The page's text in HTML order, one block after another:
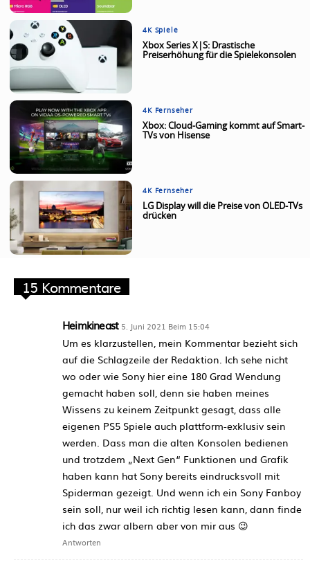
4K Spiele
Xbox Series X|S: Drastische
Preiserhöhung für die Spielekonsolen
4K Fernseher
Xbox: Cloud-Gaming kommt auf Smart-
TVs von Hisense
4K Fernseher
LG Display will die Preise von OLED-TVs
drücken
15 Kommentare
Heimkineast 5. Juni 2021 Beim 15:04
Um es klarzustellen, mein Kommentar bezieht sich
auf die Schlagzeile der Redaktion. Ich sehe nicht
wo oder wie Sony hier eine 180 Grad Wendung
gemacht haben soll, denn sie haben meines
Wissens zu keinem Zeitpunkt gesagt, dass alle
eigenen PS5 Spiele auch plattform-exklusiv sein
werden. Dass man die alten Konsolen bedienen
und trotzdem „Next Gen“ Funktionen und Grafik
haben kann hat Sony bereits eindrucksvoll mit
Spiderman gezeigt. Und wenn ich ein Sony Fanboy
sein soll, nur weil ich richtig lesen kann, dann finde
ich das zwar albern aber von mir aus 😉
Antworten